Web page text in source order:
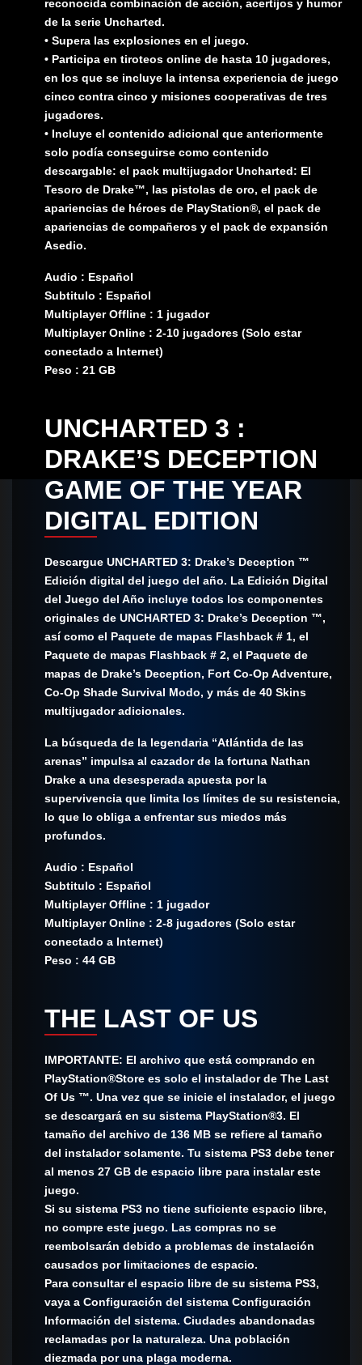
reconocida combinación de acción, acertijos y humor
de la serie Uncharted.
• Supera las explosiones en el juego.
• Participa en tiroteos online de hasta 10 jugadores,
en los que se incluye la intensa experiencia de juego
cinco contra cinco y misiones cooperativas de tres
jugadores.
• Incluye el contenido adicional que anteriormente
solo podía conseguirse como contenido
descargable: el pack multijugador Uncharted: El
Tesoro de Drake™, las pistolas de oro, el pack de
apariencias de héroes de PlayStation®, el pack de
apariencias de compañeros y el pack de expansión
Asedio.
Audio : Español
Subtitulo : Español
Multiplayer Offline : 1 jugador
Multiplayer Online : 2-10 jugadores (Solo estar
conectado a Internet)
Peso : 21 GB
UNCHARTED 3 :
DRAKE’S DECEPTION
GAME OF THE YEAR
DIGITAL EDITION
Descargue UNCHARTED 3: Drake’s Deception ™
Edición digital del juego del año. La Edición Digital
del Juego del Año incluye todos los componentes
originales de UNCHARTED 3: Drake’s Deception ™,
así como el Paquete de mapas Flashback # 1, el
Paquete de mapas Flashback # 2, el Paquete de
mapas de Drake’s Deception, Fort Co-Op Adventure,
Co-Op Shade Survival Modo, y más de 40 Skins
multijugador adicionales.
La búsqueda de la legendaria “Atlántida de las
arenas” impulsa al cazador de la fortuna Nathan
Drake a una desesperada apuesta por la
supervivencia que limita los límites de su resistencia,
lo que lo obliga a enfrentar sus miedos más
profundos.
Audio : Español
Subtitulo : Español
Multiplayer Offline : 1 jugador
Multiplayer Online : 2-8 jugadores (Solo estar
conectado a Internet)
Peso : 44 GB
THE LAST OF US
IMPORTANTE: El archivo que está comprando en
PlayStation®Store es solo el instalador de The Last
Of Us ™. Una vez que se inicie el instalador, el juego
se descargará en su sistema PlayStation®3. El
tamaño del archivo de 136 MB se refiere al tamaño
del instalador solamente. Tu sistema PS3 debe tener
al menos 27 GB de espacio libre para instalar este
juego.
Si su sistema PS3 no tiene suficiente espacio libre,
no compre este juego. Las compras no se
reembolsarán debido a problemas de instalación
causados ​​por limitaciones de espacio.
Para consultar el espacio libre de su sistema PS3,
vaya a Configuración del sistema Configuración
Información del sistema. Ciudades abandonadas
reclamadas por la naturaleza. Una población
diezmada por una plaga moderna.